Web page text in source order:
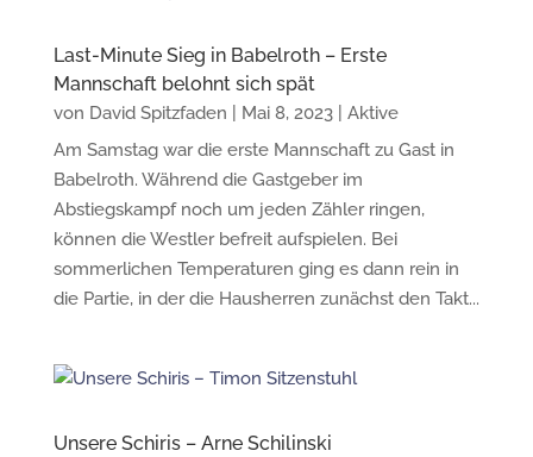
Last-Minute Sieg in Babelroth – Erste
Mannschaft belohnt sich spät
von David Spitzfaden Mai 8, 2023| Aktive
Am Samstag war die erste Mannschaft zu Gast in
Babelroth. Während die Gastgeber im
Abstiegskampf noch um jeden Zähler ringen,
können die Westler befreit aufspielen. Bei
sommerlichen Temperaturen ging es dann rein in
die Partie, in der die Hausherren zunächst den Takt...
Unsere Schiris – Arne Schilinski